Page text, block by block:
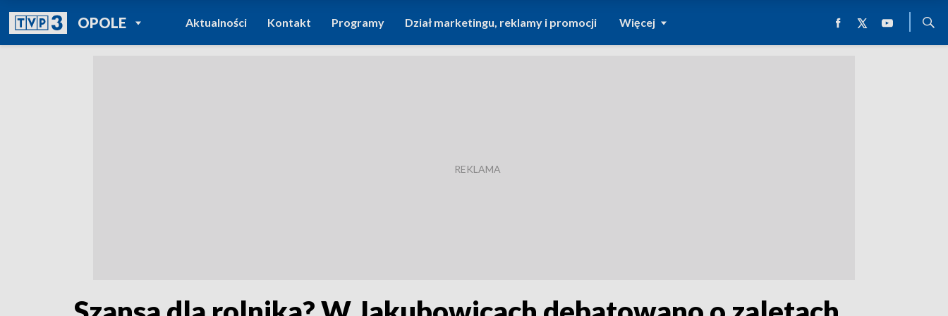
OPOLEPOWRÓT DO
TVP REGIONY
Aktualności Kontakt Programy Dział marketingu, reklamy i promocji Więcej